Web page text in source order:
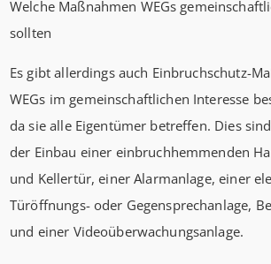
Welche Maßnahmen WEGs
sollten
Es gibt allerdings auch Einbruchschutz-
WEGs im gemeinschaftlichen Interesse
da sie alle Eigentümer betreffen. Dies
der Einbau einer einbruchhemmenden
und Kellertür, einer Alarmanlage, einer
Türöffnungs- oder Gegensprechanlage,
und einer Videoüberwachungsanlage.